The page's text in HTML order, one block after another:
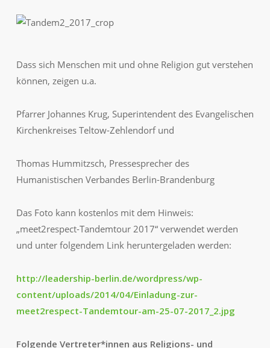
Dass sich Menschen mit und ohne Religion gut verstehen
können, zeigen u.a.
Pfarrer Johannes Krug, Superintendent des Evangelischen
Kirchenkreises Teltow-Zehlendorf und
Thomas Hummitzsch, Pressesprecher des
Humanistischen Verbandes Berlin-Brandenburg
Das Foto kann kostenlos mit dem Hinweis:
„meet2respect-Tandemtour 2017“ verwendet werden
und unter folgendem Link heruntergeladen werden:
http://leadership-berlin.de/wordpress/wp-
content/uploads/2014/04/Einladung-zur-
meet2respect-Tandemtour-am-25-07-2017_2.jpg
Folgende Vertreter*innen aus Religions- und